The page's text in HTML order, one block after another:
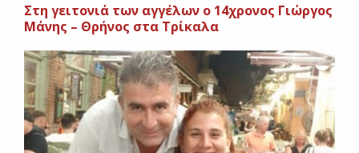
Στη γειτονιά των αγγέλων ο 14χρονος Γιώργος
Μάνης – Θρήνος στα Τρίκαλα